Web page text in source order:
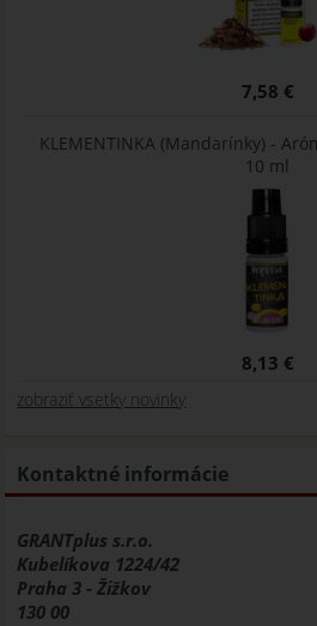
7,58 €
KLEMENTINKA (Mandarínky) -
10 ml
8,13 €
zobraziť vsetky novinky
Kontaktné informácie
GRANTplus s.r.o.
Kubelíkova 1224/42
Praha 3 - Žižkov
130 00